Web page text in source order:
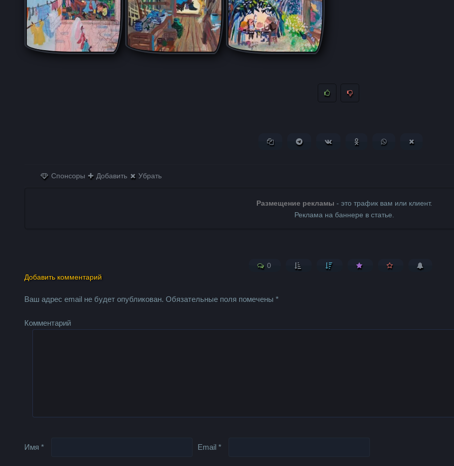
Копировать ссылкуПоделиться в Telegram
Поделиться ВКонтакте
Поделиться вПоделиться в
Спонсоры Добавить Убрать
Размещение рекламы - это трафик вам или клиент.
Реклама на баннере в статье.
0
Добавить комментарий
Ваш адрес email не будет опубликован. Обязательные поля помечены*
Комментарий
Имя* Email*